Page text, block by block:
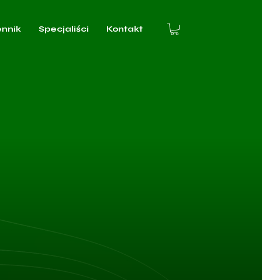
Specjaliści Kontakt